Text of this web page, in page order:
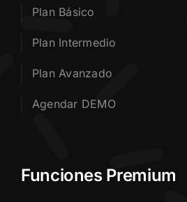
Plan Básico
Plan Intermedio
Plan Avanzado
Agendar DEMO
Funciones Premium